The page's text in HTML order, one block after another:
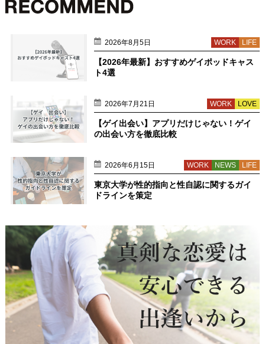
2026年8月5日 LIFE
WORK
【2026年最新】おすすめゲイポッドキャス
ト4選
2026年7月21日 LOVE
WORK
【ゲイ出会い】アプリだけじゃない！ゲイ
の出会い方を徹底比較
2026年6月15日 LIFE
NEWS
WORK
東京大学が性的指向と性自認に関するガイ
ドラインを策定